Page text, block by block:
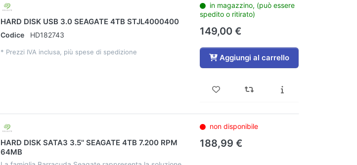
HARD DISK USB 3.0 SEAGATE 4TB STJL4000400
Codice HD182743
* Prezzi IVA inclusa, più spese di spedizione
in magazzino, (può essere
spedito o ritirato)
149,00 €
Aggiungi al carrello
HARD DISK SATA3 3.5'' SEAGATE 4TB 7.200 RPM
64MB
non disponibile
188,99 €